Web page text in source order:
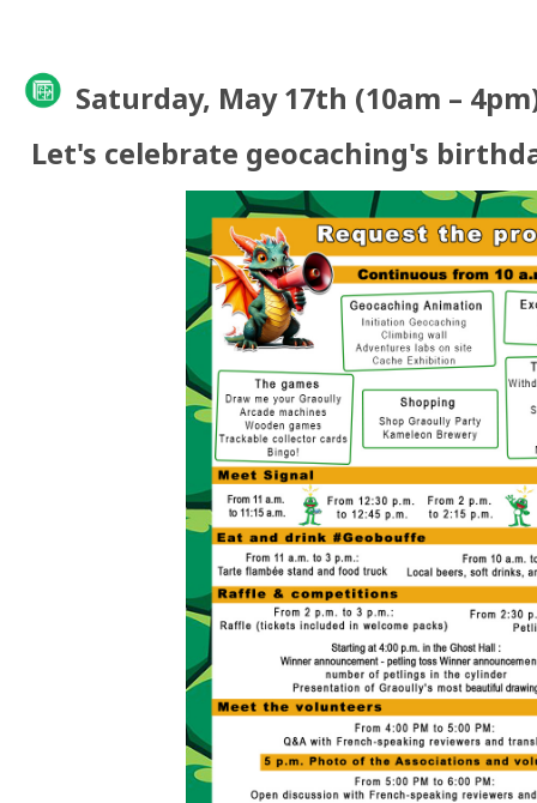
Saturday, May 17th (10am –
Let's celebrate geocaching's